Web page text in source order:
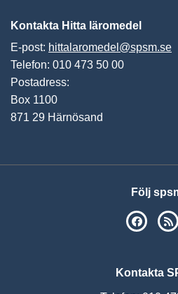
Kontakta Hitta läromedel
E-post: hittalaromedel@spsm.se
Telefon: 010 473 50 00
Postadress:
Box 1100
871 29 Härnösand
Följ
Kontakta